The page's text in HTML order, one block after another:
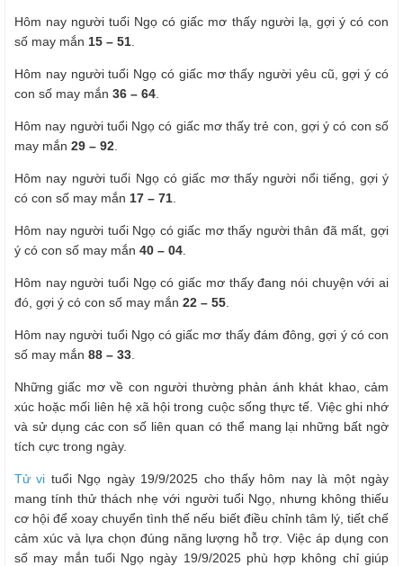
Hôm nay người tuổi Ngọ có giấc mơ thấy người lạ, gợi ý có con
số may mắn 15 – 51
Hôm nay người tuổi Ngọ có giấc mơ thấy người yêu cũ, gợi ý có
con số may mắn 36 – 64
Hôm nay người tuổi Ngọ có giấc mơ thấy trẻ con, gợi ý có con số
may mắn 29 – 92
Hôm nay người tuổi Ngọ có giấc mơ thấy người nổi tiếng, gợi ý
có con số may mắn 17 – 71
Hôm nay người tuổi Ngọ có giấc mơ thấy người thân đã mất, gợi
ý có con số may mắn 40 – 04
Hôm nay người tuổi Ngọ có giấc mơ thấy đang nói chuyện với ai
đó, gợi ý có con số may mắn 22 – 55
Hôm nay người tuổi Ngọ có giấc mơ thấy đám đông, gợi ý có con
số may mắn 88 – 33
Những giấc mơ về con người thường phản ánh khát khao, cảm
xúc hoặc mối liên hệ xã hội trong cuộc sống thực tế. Việc ghi nhớ
và sử dụng các con số liên quan có thể mang lại những bất ngờ
tích cực trong ngày.
Tử vi tuổi Ngọ ngày 19/9/2025 cho thấy hôm nay là một ngày
mang tính thử thách nhẹ với người tuổi Ngọ, nhưng không thiếu
cơ hội để xoay chuyển tình thế nếu biết điều chỉnh tâm lý, tiết chế
cảm xúc và lựa chọn đúng năng lượng hỗ trợ. Việc áp dụng con
số may mắn tuổi Ngọ ngày 19/9/2025 phù hợp không chỉ giúp